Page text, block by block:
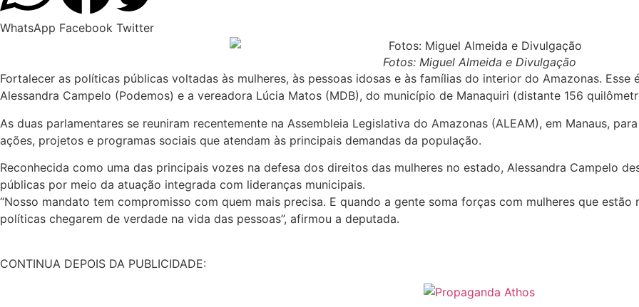
WhatsApp Facebook Twitter
Fotos: Miguel Almeida e Divulgação
Fortalecer as políticas públicas voltadas às mulheres, às pessoas idosas e às famílias do interior do Amazonas.
Alessandra Campelo (Podemos) e a vereadora Lúcia Matos (MDB), do município de Manaquiri (distante 156
As duas parlamentares se reuniram recentemente na Assembleia Legislativa do Amazonas (ALEAM), em Manaus,
ações, projetos e programas sociais que atendam às principais demandas da população.
Reconhecida como uma das principais vozes na defesa dos direitos das mulheres no estado, Alessandra Campelo
públicas por meio da atuação integrada com lideranças municipais.
“Nosso mandato tem compromisso com quem mais precisa. E quando a gente soma forças com mulheres que
políticas chegarem de verdade na vida das pessoas”, afirmou a deputada.
CONTINUA DEPOIS DA PUBLICIDADE: